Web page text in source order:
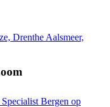
Drenthe Aalsmeer,
Bergen op